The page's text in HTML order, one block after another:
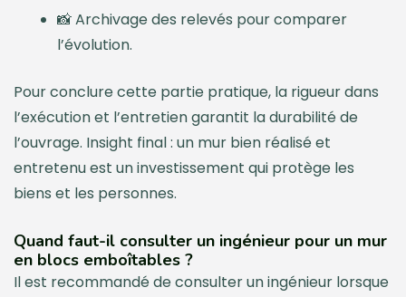
📸 Archivage des relevés pour comparer
l’évolution.
Pour conclure cette partie pratique, la rigueur dans
l’exécution et l’entretien garantit la durabilité de
l’ouvrage. Insight final : un mur bien réalisé et
entretenu est un investissement qui protège les
biens et les personnes.
Quand faut-il consulter un ingénieur pour un mur
en blocs emboîtables ?
Il est recommandé de consulter un ingénieur lorsque